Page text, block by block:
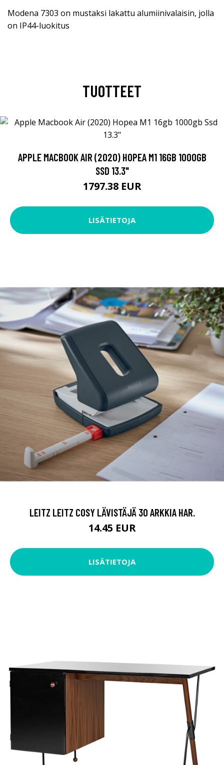
Modena 7303 on mustaksi lakattu alumiinivalaisin, jolla
on IP44-luokitus
TUOTTEET
APPLE MACBOOK AIR (2020) HOPEA M1 16GB 1000GB
SSD 13.3"
1797.38 EUR
LISÄTIETOJA
LEITZ LEITZ COSY LÄVISTÄJÄ 30 ARKKIA HAR.
14.45 EUR
LISÄTIETOJA